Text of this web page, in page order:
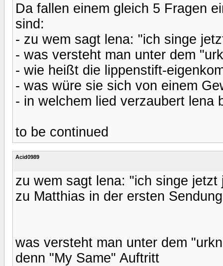
Da fallen einem gleich 5 Fragen
sind:
- zu wem sagt lena: "ich singe
- was versteht man unter dem
- wie heißt die lippenstift-
- was würe sie sich von einem
- in welchem lied verzaubert lena
to be continued
Acid0989
zu wem sagt lena: "ich singe
zu Matthias in der ersten Sendung
was versteht man unter dem
denn "My Same" Auftritt